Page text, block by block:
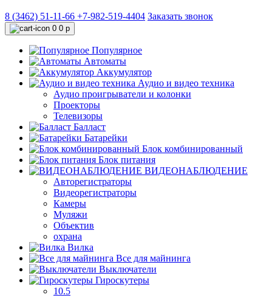
8 (3462) 51-11-66 +7-982-519-4404 Заказать звонок
0 0 р
Популярное
Автоматы
Аккумулятор
Аудио и видео техника
Аудио проигрыватели и колонки
Проекторы
Телевизоры
Балласт
Батарейки
Блок комбинированный
Блок питания
ВИДЕОНАБЛЮДЕНИЕ
Авторегистраторы
Видеорегистраторы
Камеры
Муляжи
Объектив
охрана
Вилка
Все для майнинга
Выключатели
Гироскутеры
10.5